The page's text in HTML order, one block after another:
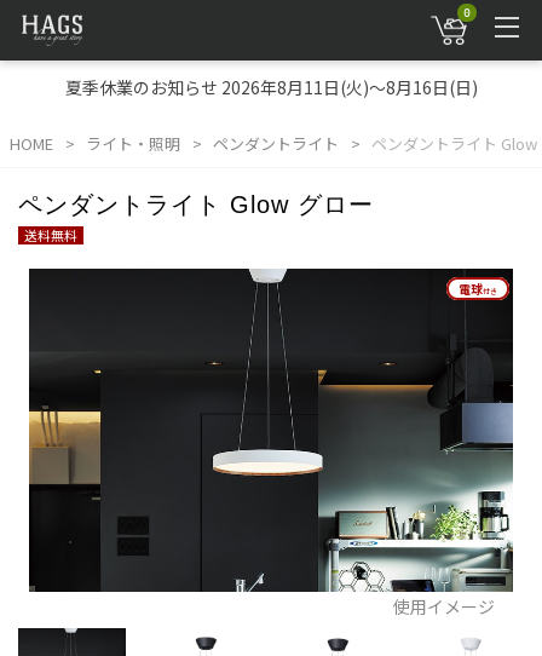
0
夏季休業のお知らせ 2026年8月11日(火)～8月16日(日)
HOME ライト・照明 ペンダントライト ペンダントライト Glow
ペンダントライト Glow グロー
送料無料
電球付き
電球付き
使用イメージ